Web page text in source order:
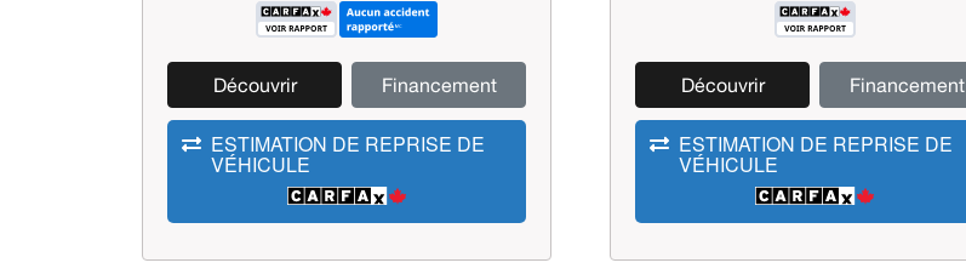
Découvrir Financement
ESTIMATION DE REPRISE DE
VÉHICULE
Découvrir Financement
ESTIMATION DE REPRISE DE
VÉHICULE